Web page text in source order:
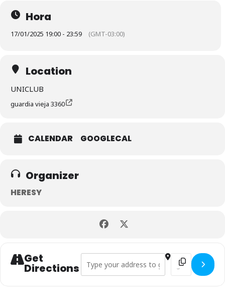
Hora
17/01/2025 19:00 - 23:59 (GMT-03:00)
Location
UNICLUB
guardia vieja 3360
CALENDAR GOOGLECAL
Organizer
HERESY
Get
Directions
Address - LEFT TO DIE EN ARGENTINA []
Destination